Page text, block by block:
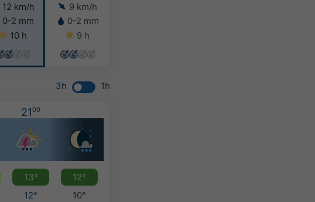
12 km/h
0-2 mm
10 h
9 km/h
0-2 mm
9 h
3h 1h
2100
13°
12°
12° 10°